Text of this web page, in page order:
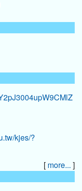
[ more... ]